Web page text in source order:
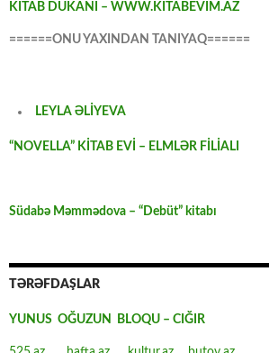
KİTAB DÜKANI – WWW.KİTABEVİM.AZ
======ONU YAXINDAN TANIYAQ======
LEYLA ƏLİYEVA
“NOVELLA” KİTAB EVİ – ELMLƏR FİLİALI
Südabə Məmmədova – “Debüt” kitabı
TƏRƏFDAŞLAR
YUNUS OĞUZUN BLOQU – CIĞIR